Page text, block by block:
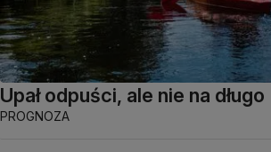
Upał odpuści, ale nie na długo
PROGNOZA